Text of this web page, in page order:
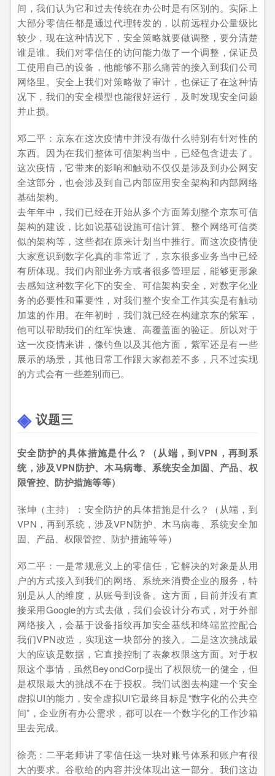
间，我们认为它和过去传统在办公时是有区别的。实际上
大部分零信任都是通过代理转发的，以前远程办公量级比
较少，现在这种情况下，安全策略就要做调整，要分清楚
谁是谁。我们对零信任的访问能力做了一个调整，保证员
工使用自己的设备，他能够不那么痛苦的接入到我们公司
网络里。安全上我们对策略做了审计，也保证了在这种情
况下，我们的安全模型也能很好运行，及时发现安全问题
并止损。
邓二平：京东在这次疫情中并没有做什么特别有针对性的
东西。因为在我们整体可信架构当中，已经包含进去了。
这次疫情，它带来的影响和触动不仅仅是涉及到办公网安
全这部分，也会涉及到自己内部应用安全架构和内部网络
基础架构。
去年年中，我们已经在开始从多个方面筹划整个京东可信
架构的建设，比如说基础设施可信计算、整个网络可信类
似的架构等，这些都在原来计划当中推行。而这次疫情使
大家意识到数字化真的非常近了，京东很多业务当中已经
有所体现。我们内部业务方或者很多管理层，能够更形象
去感知这种数字化下的安全、可信架构安全，对数字化业
务的必要性和重要性，对我们整个安全工作其实是有触动
加速的作用。在年初时，我们就已经在构建京东的紫军，
他可以帮助我们的红军快速、高覆盖面的验证。所以对于
这一次疫情来讲，像钓鱼以及其他方面，紫军还是有一些
展示的场景，其他日常工作跟大家都差不多，只不过实现
的方式会有一些差别而已。
议题三
安全防护的具体措施是什么？（从端，到VPN，再到系
统，涉及VPN防护、木马病毒、系统安全加固、产品、权
限管控、防护措施等等）
张坤（主持）：安全防护的具体措施是什么？（从端，到
VPN，再到系统，涉及VPN防护、木马病毒、系统安全加
固、产品、权限管控、防护措施等等）
邓二平：一是常规意义上的零信任，它解决的对象是从用
户的方式接入到我们的网络、系统来消费企业的服务，特
别是从人的维度，从账号到设备。这方面，目前并没有直
接采用Google的方式去做，我们会设计分布式，对于外部
网络接入，会基于设备指纹再加安全基线和终端监控配合
我们VPN改造，实现这一块部分的接入。二是这次挑战最
大的应该是数据，它直接控制了表象权限这方面。对于权
限这个事情，虽然BeyondCorp提出了权限统一的健全，但
是权限最大的挑战不在于授权。我们试图去构建一个安全
虚拟UI的能力，安全虚拟UI它最终目标是“数字化的公共空
间”，企业所有办公需求，都可以在一个数字化的工作沙箱
里去完成。
徐亮：二平老师讲了零信任这一块对账号体系和账户有很
大的要求。谷歌给的内容并没体现出这一部分。我们这边